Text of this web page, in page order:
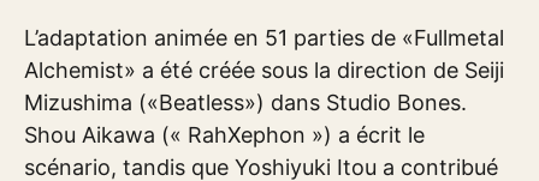
L’adaptation animée en 51 parties de «Fullmetal
Alchemist» a été créée sous la direction de Seiji
Mizushima («Beatless») dans Studio Bones.
Shou Aikawa (« RahXephon ») a écrit le
scénario, tandis que Yoshiyuki Itou a contribué